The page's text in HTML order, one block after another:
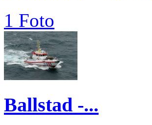
1 Foto
Ballstad -...